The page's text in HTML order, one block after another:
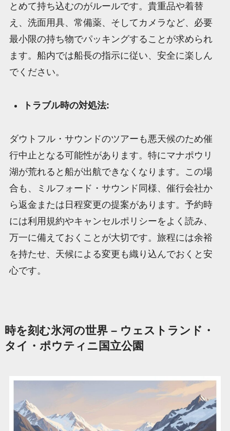
とめて持ち込むのがルールです。貴重品や着替
え、洗面用具、常備薬、そしてカメラなど、必要
最小限の持ち物でパッキングすることが求められ
ます。船内では船長の指示に従い、安全に楽しん
でください。
トラブル時の対処法:
ダウトフル・サウンドのツアーも悪天候のため催
行中止となる可能性があります。特にマナポウリ
湖が荒れると船が出航できなくなります。この場
合も、ミルフォード・サウンド同様、催行会社か
ら返金または日程変更の提案があります。予約時
には利用規約やキャンセルポリシーをよく読み、
万一に備えておくことが大切です。旅程には余裕
を持たせ、天候による変更も織り込んでおくと安
心です。
時を刻む氷河の世界 – ウェストランド・
タイ・ポウティニ国立公園